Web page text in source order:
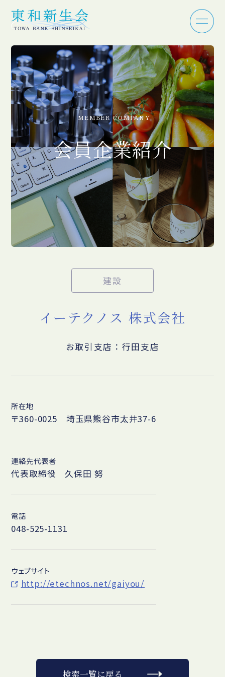
MEMBER COMPANY
会員企業紹介
建設
イーテクノス 株式会社
お取引支店：行田支店
所在地
〒360-0025 埼玉県熊谷市太井37-6
連絡先代表者
代表取締役 久保田 努
電話
048-525-1131
ウェブサイト
http://etechnos.net/gaiyou/
検索一覧に戻る